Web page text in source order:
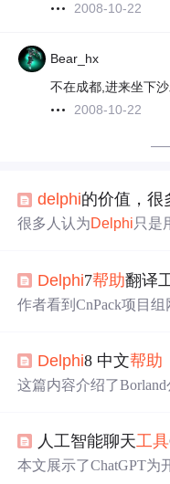
2008-10-22
Bear_hx
不在成都,进来坐下
2008-10-22
delphi的价值，很
很多人认为Delphi 只是
适合MIS开发。在游戏
熟框架，有一定技术含
Delphi7帮助翻译
作者看到CnPack项目
M的应用程序开发和分
能力的程序员加入。
Delphi8 中文帮助
这篇内容介绍了Borland
。此外，还提到了网络
——将Delphi8的英文
人工智能聊天工具
本文展示了ChatGPT为